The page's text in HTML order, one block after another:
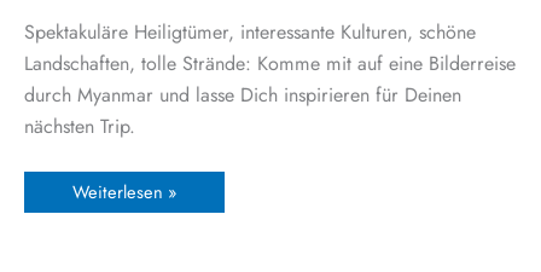
Spektakuläre Heiligtümer, interessante Kulturen, schöne
Landschaften, tolle Strände: Komme mit auf eine Bilderreise
durch Myanmar und lasse Dich inspirieren für Deinen
nächsten Trip.
Weiterlesen »